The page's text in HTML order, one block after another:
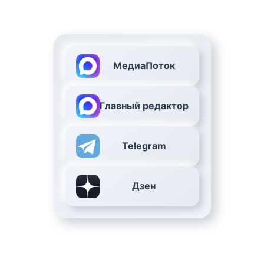
МедиаПоток
Главный редактор
Telegram
Дзен